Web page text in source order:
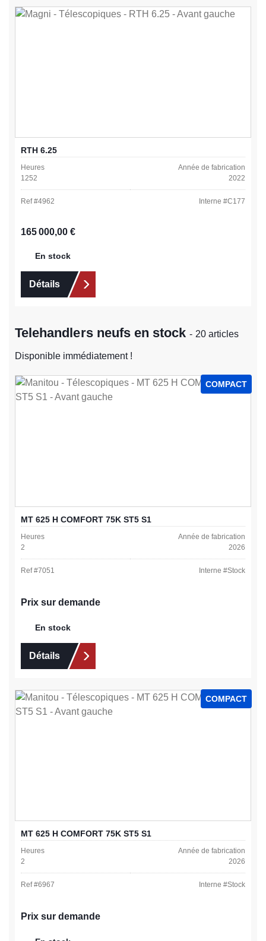
RTH 6.25
Heures
1252
Année de fabrication
2022
Ref #4962 Interne #C177
Prix régulier :
165 000,00 €
En stock
Détails
Telehandlers neufs en stock- 20 articles
Disponible immédiatement !
COMPACT
MT 625 H COMFORT 75K ST5 S1
Heures
2
Année de fabrication
2026
Ref #7051 Interne #Stock
Prix sur demande
En stock
Détails
COMPACT
MT 625 H COMFORT 75K ST5 S1
Heures
2
Année de fabrication
2026
Ref #6967 Interne #Stock
Prix sur demande